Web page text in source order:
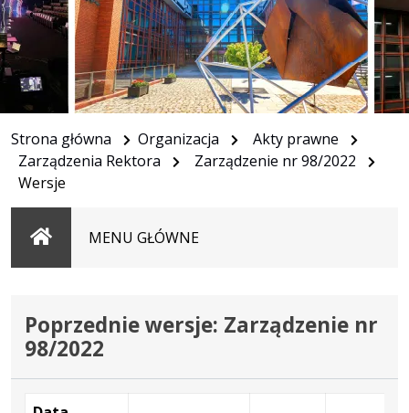
Strona główna Organizacja
Akty prawne
Zarządzenia Rektora
Zarządzenie nr 98/2022
Wersje
StronaMENU GŁÓWNE
Poprzednie wersje: Zarządzenie nr
98/2022